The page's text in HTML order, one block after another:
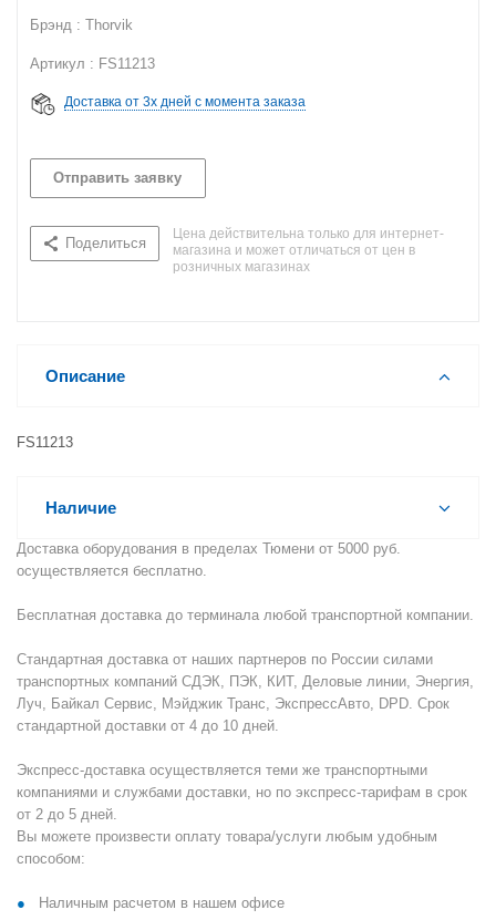
Брэнд : Thorvik
Артикул : FS11213
Доставка от 3х дней с момента заказа
Отправить заявку
Поделиться
Цена действительна только для интернет-
магазина и может отличаться от цен в
розничных магазинах
Описание
FS11213
Наличие
Доставка оборудования в пределах Тюмени от 5000 руб.
осуществляется бесплатно.
Бесплатная доставка до терминала любой транспортной компании.
Стандартная доставка от наших партнеров по России силами
транспортных компаний СДЭК, ПЭК, КИТ, Деловые линии, Энергия,
Луч, Байкал Сервис, Мэйджик Транс, ЭкспрессАвто, DPD. Срок
стандартной доставки от 4 до 10 дней.
Экспресс-доставка осуществляется теми же транспортными
компаниями и службами доставки, но по экспресс-тарифам в срок
от 2 до 5 дней.
Вы можете произвести оплату товара/услуги любым удобным
способом:
Наличным расчетом в нашем офисе